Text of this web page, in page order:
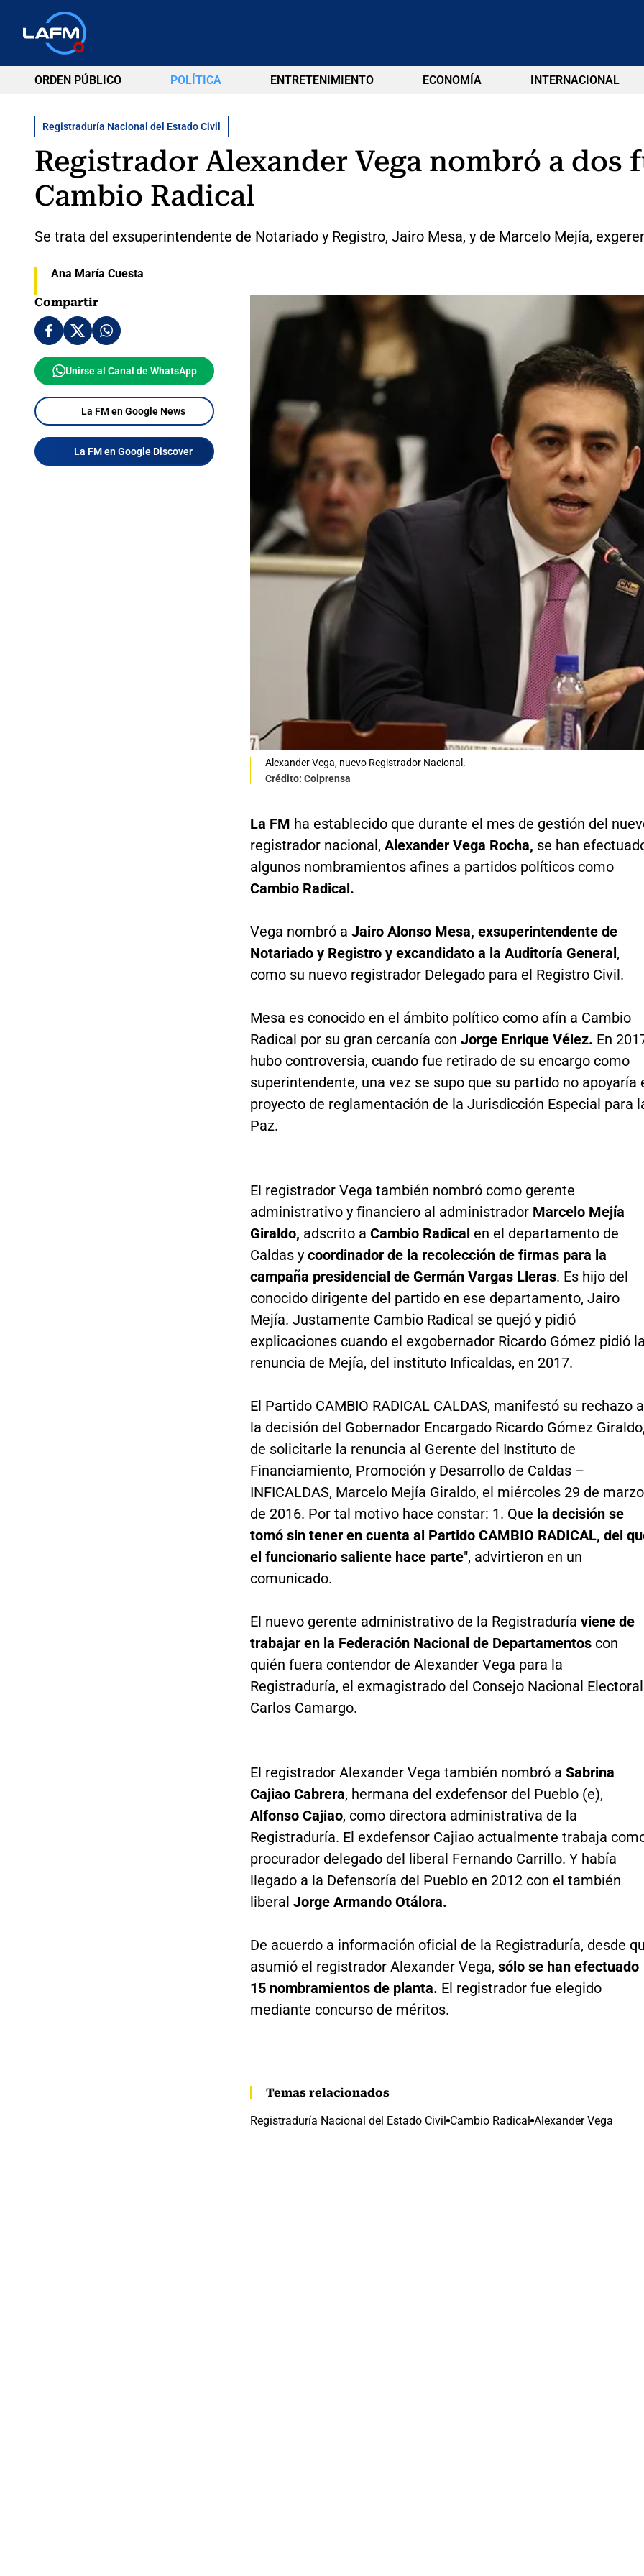
ORDEN PÚBLICO POLÍTICA ENTRETENIMIENTO ECONOMÍA INTERNACIONAL
Registraduría Nacional del Estado Civil
Registrador Alexander Vega nombró a dos
Cambio Radical
Se trata del exsuperintendente de Notariado y Registro, Jairo Mesa, y de Marcelo Mejía,
Ana María Cuesta
Compartir
Unirse al Canal de WhatsApp
La FM en Google News
La FM en Google Discover
Alexander Vega, nuevo Registrador Nacional.
Crédito: Colprensa
La FM ha establecido que durante el mes de gestión del
registrador nacional, Alexander Vega Rocha, se han
algunos nombramientos afines a partidos políticos como
Cambio Radical.
Vega nombró a Jairo Alonso Mesa, exsuperintendente de
Notariado y Registro y excandidato a la Auditoría General,
como su nuevo registrador Delegado para el Registro Civil.
Mesa es conocido en el ámbito político como afín a Cambio
Radical por su gran cercanía con Jorge Enrique Vélez. En
hubo controversia, cuando fue retirado de su encargo como
superintendente, una vez se supo que su partido no apoyaría
proyecto de reglamentación de la Jurisdicción Especial para
Paz.
El registrador Vega también nombró como gerente
administrativo y financiero al administrador Marcelo Mejía
Giraldo, adscrito a Cambio Radical en el departamento de
Caldas y coordinador de la recolección de firmas para la
campaña presidencial de Germán Vargas Lleras. Es hijo del
conocido dirigente del partido en ese departamento, Jairo
Mejía. Justamente Cambio Radical se quejó y pidió
explicaciones cuando el exgobernador Ricardo Gómez pidió
renuncia de Mejía, del instituto Inficaldas, en 2017.
El Partido CAMBIO RADICAL CALDAS, manifestó su rechazo a
la decisión del Gobernador Encargado Ricardo Gómez
de solicitarle la renuncia al Gerente del Instituto de
Financiamiento, Promoción y Desarrollo de Caldas –
INFICALDAS, Marcelo Mejía Giraldo, el miércoles 29 de marzo
de 2016. Por tal motivo hace constar: 1. Que la decisión se
tomó sin tener en cuenta al Partido CAMBIO RADICAL, del
el funcionario saliente hace parte", advirtieron en un
comunicado.
El nuevo gerente administrativo de la Registraduría viene de
trabajar en la Federación Nacional de Departamentos con
quién fuera contendor de Alexander Vega para la
Registraduría, el exmagistrado del Consejo Nacional Electoral
Carlos Camargo.
El registrador Alexander Vega también nombró a Sabrina
Cajiao Cabrera, hermana del exdefensor del Pueblo (e),
Alfonso Cajiao, como directora administrativa de la
Registraduría. El exdefensor Cajiao actualmente trabaja
procurador delegado del liberal Fernando Carrillo. Y había
llegado a la Defensoría del Pueblo en 2012 con el también
liberal Jorge Armando Otálora.
De acuerdo a información oficial de la Registraduría, desde
asumió el registrador Alexander Vega, sólo se han efectuado
15 nombramientos de planta. El registrador fue elegido
mediante concurso de méritos.
Temas relacionados
Registraduría Nacional del Estado Civil Cambio Radical Alexander Vega